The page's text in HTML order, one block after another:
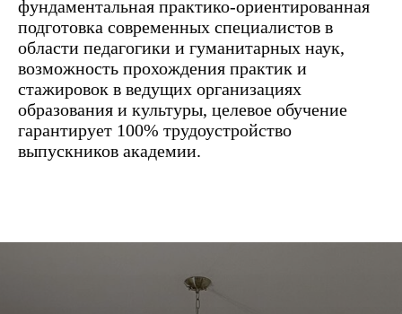
Социально значимые профессии,
фундаментальная практико-ориентированная
подготовка современных специалистов в
области педагогики и гуманитарных наук,
возможность прохождения практик и
стажировок в ведущих организациях
образования и культуры, целевое обучение
гарантирует 100% трудоустройство